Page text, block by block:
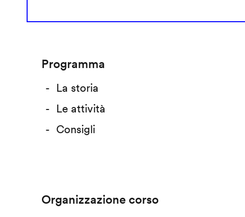
Programma
La storia
Le attività
Consigli
Organizzazione corso